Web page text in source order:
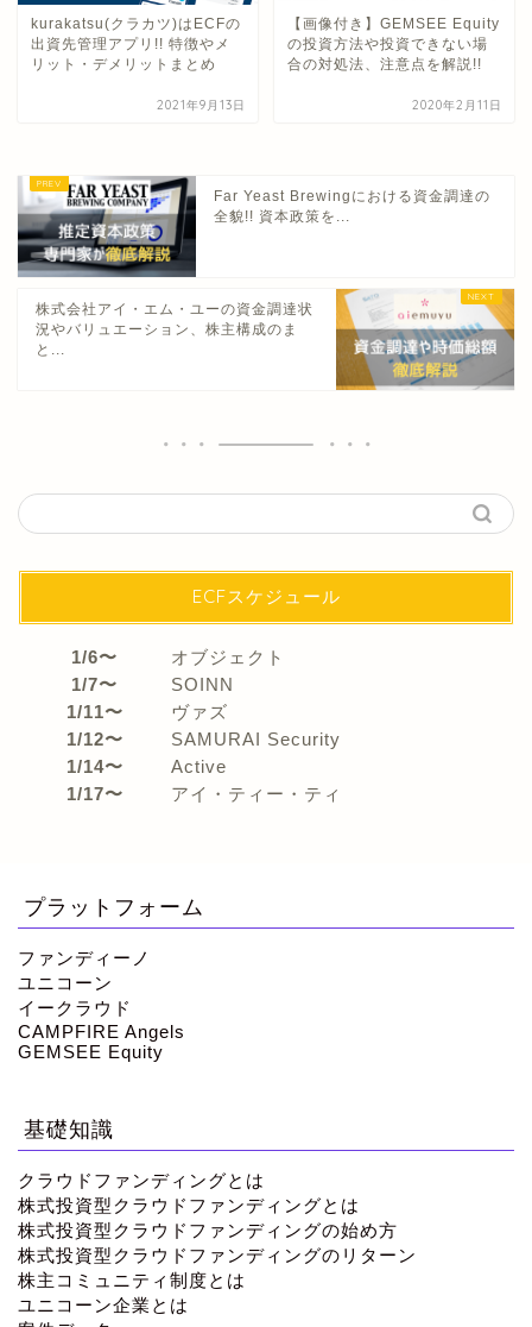
kurakatsu(クラカツ)はECFの
出資先管理アプリ!! 特徴やメ
リット・デメリットまとめ
2021年9月13日
【画像付き】GEMSEE Equity
の投資方法や投資できない場
合の対処法、注意点を解説!!
2020年2月11日
Far Yeast Brewingにおける資金調達の
全貌!! 資本政策を...
株式会社アイ・エム・ユーの資金調達状
況やバリュエーション、株主構成のま
と...
ECFスケジュール
1/6〜
オブジェクト
1/7〜
SOINN
1/11〜
ヴァズ
1/12〜
SAMURAI Security
1/14〜
Active
1/17〜
アイ・ティー・ティ
プラットフォーム
ファンディーノ
ユニコーン
イークラウド
CAMPFIRE Angels
GEMSEE Equity
基礎知識
クラウドファンディングとは
株式投資型クラウドファンディングとは
株式投資型クラウドファンディングの始め方
株式投資型クラウドファンディングのリターン
株主コミュニティ制度とは
ユニコーン企業とは